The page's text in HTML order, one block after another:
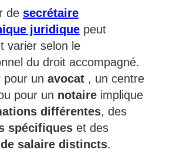
de secrétaire
juridiquepeut
varier selon le
du droit accompagné.
pour un avocat, un centre
pour un notaireimplique
différentes, des
spécifiqueset des
salaire distincts.